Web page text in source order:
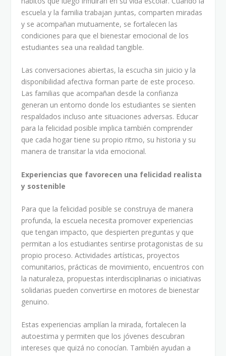
escuela y la familia trabajan juntas, comparten miradas
y se acompañan mutuamente, se fortalecen las
condiciones para que el bienestar emocional de los
estudiantes sea una realidad tangible.
Las conversaciones abiertas, la escucha sin juicio y la
disponibilidad afectiva forman parte de este proceso.
Las familias que acompañan desde la confianza
generan un entorno donde los estudiantes se sienten
respaldados incluso ante situaciones adversas. Educar
para la felicidad posible implica también comprender
que cada hogar tiene su propio ritmo, su historia y su
manera de transitar la vida emocional.
Experiencias que favorecen una felicidad realista
y sostenible
Para que la felicidad posible se construya de manera
profunda, la escuela necesita promover experiencias
que tengan impacto, que despierten preguntas y que
permitan a los estudiantes sentirse protagonistas de su
propio proceso. Actividades artísticas, proyectos
comunitarios, prácticas de movimiento, encuentros con
la naturaleza, propuestas interdisciplinarias o iniciativas
solidarias pueden convertirse en motores de bienestar
genuino.
Estas experiencias amplían la mirada, fortalecen la
autoestima y permiten que los jóvenes descubran
intereses que quizá no conocían. También ayudan a